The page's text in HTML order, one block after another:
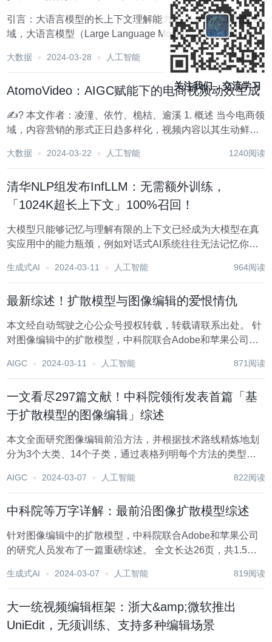
引言：大语言模型的长上下文理解能力 在当今的人工智能领
域，大语言模型（Large Language Models，简称LLMs）的
长上下文理解能力成为了一个重要的研究方向。这种能力对
于模型来说至关重要，因为它使得LLMs能够有效地应对各种
大数据 2024-03-28 人工智能 985阅读
AtomoVideo：AIGC赋能下的电商视频动效生成
✍? 本文作者：凌潼、依竹、桅桔、逾溪 1. 概述 当今电商领
域，内容营销的形式正日趋多样化，视频内容以其生动鲜明
机遇。消费者对视频内容的偏好驱动了视频创意供给的持续
大数据 2024-03-22 人工智能 1240阅读
清华NLP组发布InfLLM：无需额外训练，
「1024K超长上下文」100%召回！
大模型只能够记忆与理解有限的上下文已经成为大模型在真
实应用中的能力瓶颈，例如对话式AI系统往往无法记忆你前
的行为与记忆。 为了让大模型能够记忆并处理更长的上下
生成式AI 2024-03-11 人工智能 964阅读
最新综述！扩散模型与图像编辑的爱恨情仇
本文经自动驾驶之心公众号授权转载，转载请联系出处。 针
对图像编辑中的扩散模型，中科院联合Adobe和苹果公司的
词，涵盖297篇文献，全面研究了图像编辑的各种前沿方
AIGC 2024-03-11 人工智能 871阅读
一文看尽297篇文献！中科院领衔发表首篇「基
于扩散模型的图像编辑」综述
本文全面研究图像编辑前沿方法，并根据技术路线精炼地划
分为3个大类、14个子类，通过表格列明每个方法的类型、
benchmark以及LMM Score指标来对代表性方法进行实验评
AIGC 2024-03-07 人工智能 822阅读
中科院等万字详解：最前沿图像扩散模型综述
针对图像编辑中的扩散模型，中科院联合Adobe和苹果公司
的研究人员发布了一篇重磅综述。 全文长达26页，共1.5万
法。 同时，作者还提出了全新的benchmark，为研究者提供
生成式AI 2024-03-07 人工智能 819阅读
大一统视频编辑框架：浙大&amp;微软推出
UniEdit，无须训练、支持多种编辑场景
关注我们，交流学习